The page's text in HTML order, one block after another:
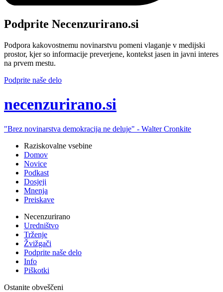
Podprite Necenzurirano.si
Podpora kakovostnemu novinarstvu pomeni vlaganje v medijski
prostor, kjer so informacije preverjene, kontekst jasen in javni interes
na prvem mestu.
Podprite naše delo
necenzurirano.si
"Brez novinarstva demokracija ne deluje" - Walter Cronkite
Raziskovalne vsebine
Domov
Novice
Podkast
Dosjeji
Mnenja
Preiskave
Necenzurirano
Uredništvo
Trženje
Žvižgači
Podprite naše delo
Info
Piškotki
Ostanite obveščeni